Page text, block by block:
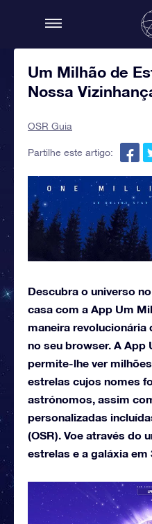
Um Milhão de
Nossa
OSR Guia
Partilhe este artigo:
Descubra o universo
casa com a App Um
maneira revolucionária
no seu browser. A App
permite-lhe ver
estrelas cujos nomes
astrónomos, assim
personalizadas
(OSR). Voe através do
estrelas e a galáxia em